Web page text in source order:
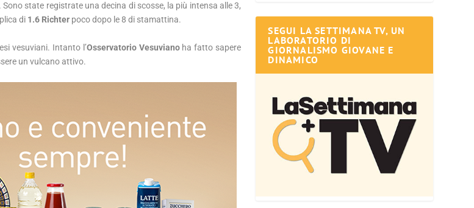
Sono state registrate una decina di scosse, la più intensa alle 3,
di 1.6 Richter poco dopo le 8 di stamattina.
vesuviani. Intanto l’Osservatorio Vesuvianoha fatto sapere
un vulcano attivo.
SEGUI LA SETTIMANA TV, UN
LABORATORIO DI
GIORNALISMO GIOVANE E
DINAMICO